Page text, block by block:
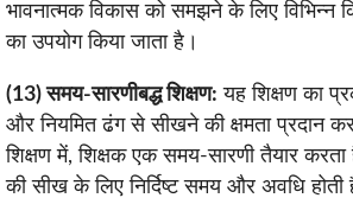
भावनात्मक विकास को समझने के लिए विभिन्न
का उपयोग किया जाता है।
(13) समय-सारणीबद्ध शिक्षण: यह शिक्षण का
और नियमित ढंग से सीखने की क्षमता प्रदान
शिक्षण में, शिक्षक एक समय-सारणी तैयार करता
की सीख के लिए निर्दिष्ट समय और अवधि होती